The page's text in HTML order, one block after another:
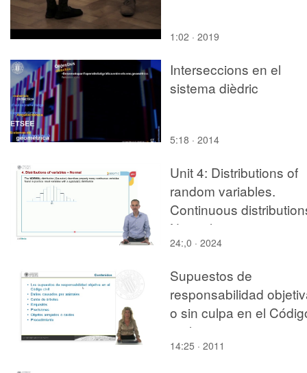
1:02 · 2019
Interseccions en el
sistema dièdric
5:18 · 2014
Unit 4: Distributions of
random variables.
Continuous
Normal
24:,0 · 2024
Supuestos de
responsabilidad
o sin culpa en el
civil
14:25 · 2011